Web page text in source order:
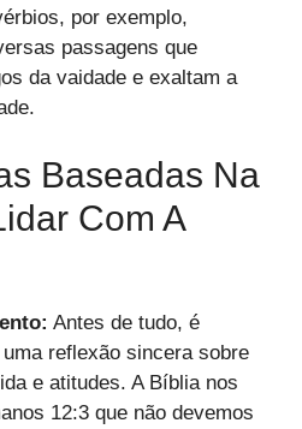
por exemplo,
passagens que
da vaidade e exaltam a
Baseadas Na
Com A
Antes de tudo, é
reflexão sincera sobre
e atitudes. A Bíblia nos
12:3 que não devemos